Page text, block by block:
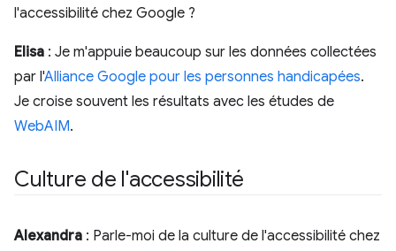
l'accessibilité chez Google ?
Elisa : Je m'appuie beaucoup sur les données collectées
par l'Alliance Google pour les personnes handicapées.
Je croise souvent les résultats avec les études de
WebAIM.
Culture de l'accessibilité
Alexandra : Parle-moi de la culture de l'accessibilité chez